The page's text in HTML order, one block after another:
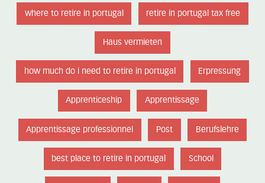
where to retire in portugal retire in portugal tax free
Haus vermieten
how much do i need to retire in portugal Erpressung
Apprenticeship Apprentissage
Apprentissage professionnel Post Berufslehre
best place to retire in portugal School